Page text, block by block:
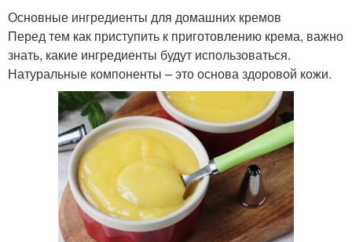
Основные ингредиенты для домашних кремов
Перед тем как приступить к приготовлению крема, важно
знать, какие ингредиенты будут использоваться.
Натуральные компоненты – это основа здоровой кожи.